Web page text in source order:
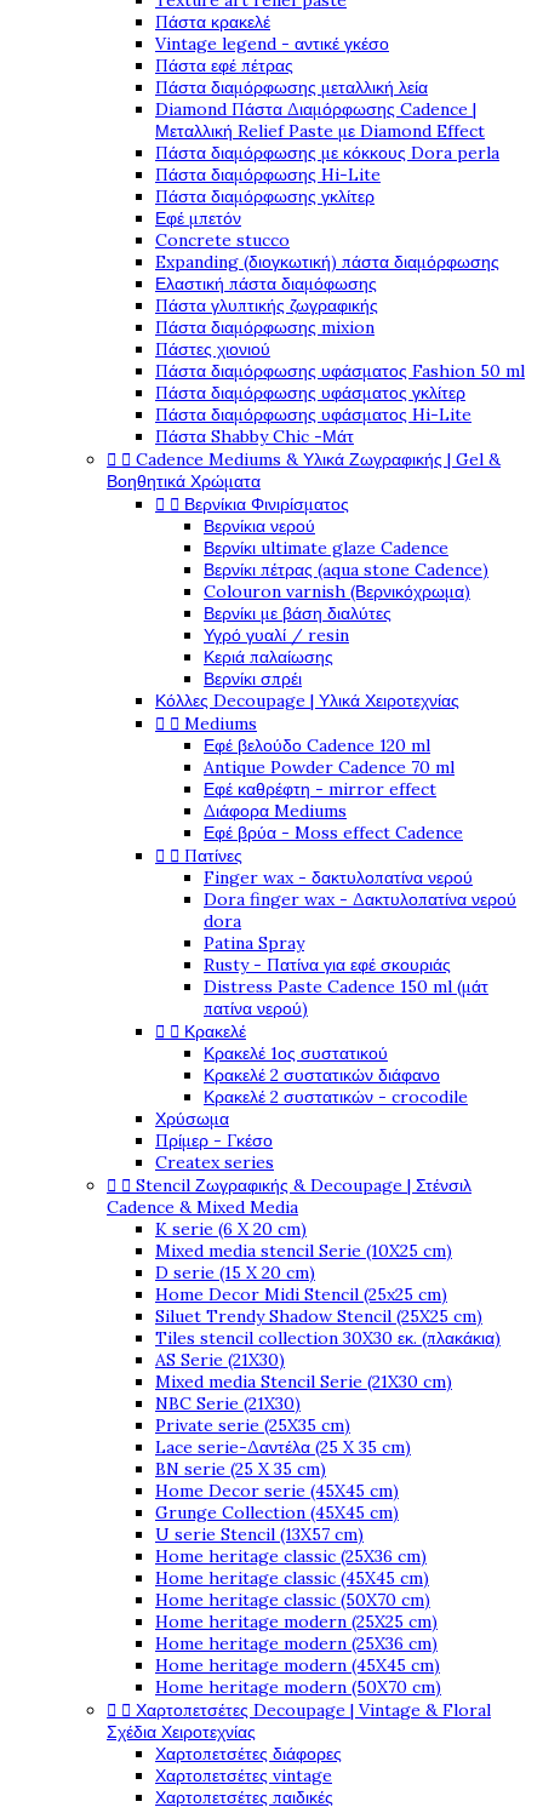
Πάστα κρακελέ
Vintage legend - αντικέ γκέσο
Πάστα εφέ πέτρας
Πάστα διαμόρφωσης μεταλλική λεία
Diamond Πάστα Διαμόρφωσης Cadence |
Μεταλλική Relief Paste με Diamond Effect
Πάστα διαμόρφωσης με κόκκους Dora perla
Πάστα διαμόρφωσης Hi-Lite
Πάστα διαμόρφωσης γκλίτερ
Εφέ μπετόν
Concrete stucco
Expanding (διογκωτική) πάστα διαμόρφωσης
Ελαστική πάστα διαμόφωσης
Πάστα γλυπτικής ζωγραφικής
Πάστα διαμόρφωσης mixion
Πάστες χιονιού
Πάστα διαμόρφωσης υφάσματος Fashion 50 ml
Πάστα διαμόρφωσης υφάσματος γκλίτερ
Πάστα διαμόρφωσης υφάσματος Hi-Lite
Πάστα Shabby Chic -Μάτ
  Cadence Mediums & Υλικά Ζωγραφικής | Gel &
Βοηθητικά Χρώματα
  Βερνίκια Φινιρίσματος
Βερνίκια νερού
Βερνίκι ultimate glaze Cadence
Βερνίκι πέτρας (aqua stone Cadence)
Colouron varnish (Βερνικόχρωμα)
Βερνίκι με βάση διαλύτες
Υγρό γυαλί / resin
Κεριά παλαίωσης
Βερνίκι σπρέι
Κόλλες Decoupage | Υλικά Χειροτεχνίας
  Mediums
Εφέ βελούδο Cadence 120 ml
Antique Powder Cadence 70 ml
Εφέ καθρέφτη - mirror effect
Διάφορα Mediums
Εφέ βρύα - Moss effect Cadence
  Πατίνες
Finger wax - δακτυλοπατίνα νερού
Dora finger wax - Δακτυλοπατίνα νερού
dora
Patina Spray
Rusty - Πατίνα για εφέ σκουριάς
Distress Paste Cadence 150 ml (μάτ
πατίνα νερού)
  Κρακελέ
Κρακελέ 1ος συστατικού
Κρακελέ 2 συστατικών διάφανο
Κρακελέ 2 συστατικών - crocodile
Χρύσωμα
Πρίμερ - Γκέσο
Createx series
  Stencil Ζωγραφικής & Decoupage | Στένσιλ
Cadence & Mixed Media
K serie (6 X 20 cm)
Mixed media stencil Serie (10X25 cm)
D serie (15 X 20 cm)
Home Decor Midi Stencil (25x25 cm)
Siluet Trendy Shadow Stencil (25X25 cm)
Tiles stencil collection 30X30 εκ. (πλακάκια)
AS Serie (21X30)
Mixed media Stencil Serie (21X30 cm)
NBC Serie (21X30)
Private serie (25X35 cm)
Lace serie-Δαντέλα (25 X 35 cm)
BN serie (25 X 35 cm)
Home Decor serie (45X45 cm)
Grunge Collection (45X45 cm)
U serie Stencil (13X57 cm)
Home heritage classic (25X36 cm)
Home heritage classic (45X45 cm)
Home heritage classic (50X70 cm)
Home heritage modern (25X25 cm)
Home heritage modern (25X36 cm)
Home heritage modern (45X45 cm)
Home heritage modern (50X70 cm)
  Χαρτοπετσέτες Decoupage | Vintage & Floral
Σχέδια Χειροτεχνίας
Χαρτοπετσέτες διάφορες
Χαρτοπετσέτες vintage
Χαρτοπετσέτες παιδικές